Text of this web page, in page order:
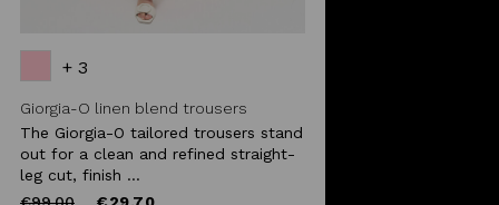
+ 3
Giorgia-O linen blend trousers
The Giorgia-O tailored trousers stand
out for a clean and refined straight-
leg cut, finish ...
Price
€99.00to €29.70